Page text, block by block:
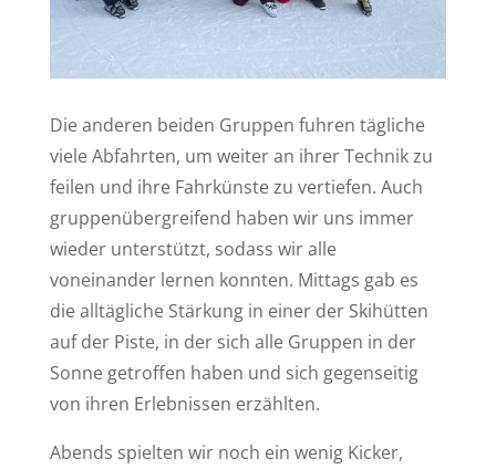
Die anderen beiden Gruppen fuhren tägliche
viele Abfahrten, um weiter an ihrer Technik zu
feilen und ihre Fahrkünste zu vertiefen. Auch
gruppenübergreifend haben wir uns immer
wieder unterstützt, sodass wir alle
voneinander lernen konnten. Mittags gab es
die alltägliche Stärkung in einer der Skihütten
auf der Piste, in der sich alle Gruppen in der
Sonne getroffen haben und sich gegenseitig
von ihren Erlebnissen erzählten.
Abends spielten wir noch ein wenig Kicker,